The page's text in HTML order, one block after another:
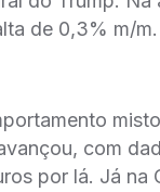
de 0,3% m/m.
com
por lá. Já